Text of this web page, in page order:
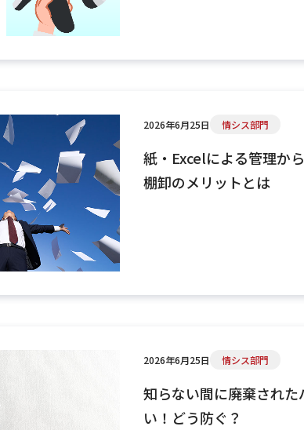
2026年6月25日 情シス部門
紙・Excelによる管理か
棚卸のメリットとは
2026年6月25日 情シス部門
知らない間に廃棄され
い！どう防ぐ？